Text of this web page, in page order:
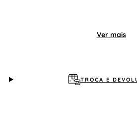
Ver mais
TROCA E